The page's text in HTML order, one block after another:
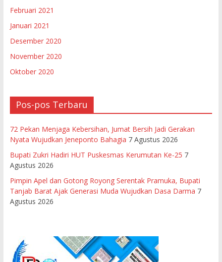
Februari 2021
Januari 2021
Desember 2020
November 2020
Oktober 2020
Pos-pos Terbaru
72 Pekan Menjaga Kebersihan, Jumat Bersih Jadi Gerakan
Nyata Wujudkan Jeneponto Bahagia 7 Agustus 2026
Bupati Zukri Hadiri HUT Puskesmas Kerumutan Ke-25 7
Agustus 2026
Pimpin Apel dan Gotong Royong Serentak Pramuka, Bupati
Tanjab Barat Ajak Generasi Muda Wujudkan Dasa Darma 7
Agustus 2026